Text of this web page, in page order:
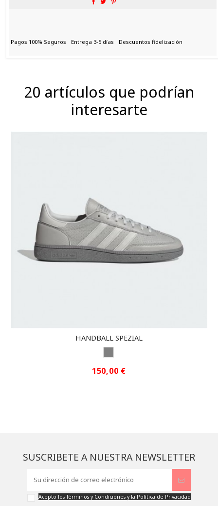
Pagos 100% Seguros Entrega 3-5 días Descuentos fidelización
20 artículos que podrían
interesarte
HANDBALL SPEZIAL
150,00 €
SUSCRIBETE A NUESTRA NEWSLETTER
Acepto losTérminos y Condicionesy la Política de Privacidad